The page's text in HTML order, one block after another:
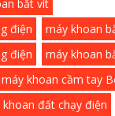
bắt vít
điện
máy khoan
điện
máy khoan
máy khoan cầm tay
khoan đất chạy điện